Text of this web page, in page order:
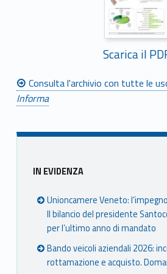
Scarica il
Consulta l'archivio con tutte le
Informa
Skip back to main navigation
Sidebar
IN EVIDENZA
Unioncamere Veneto:
Il bilancio del presidente
per l’ultimo anno di mandato
Bando veicoli aziendali 2026:
rottamazione e acquisto.